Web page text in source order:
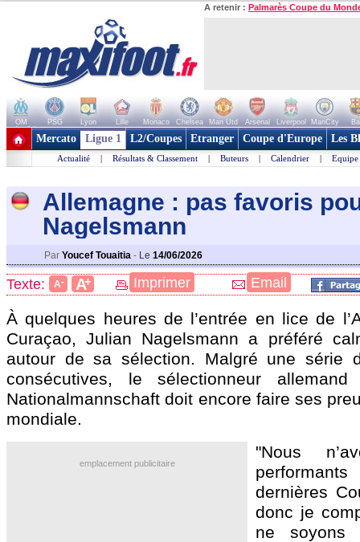
A retenir : Palmarès Coupe du
OM PSG Lyon Lille Monaco Chelsea Man Utd Arsenal Liverpool ManCity
+ de clubs
Mercato Ligue 1 L2/Coupes Etranger Coupe d'Europe Les
Actualité | Résultats & Classement | Buteurs | Calendrier | Equipe
Allemagne : pas favoris
Nagelsmann
Par Youcef Touaitia - Le 14/06/2026
Texte: A- A+ Imprimer Email
À quelques heures de l’entrée en lice de
Curaçao, Julian Nagelsmann a préféré
autour de sa sélection. Malgré une série
consécutives, le sélectionneur
Nationalmannschaft doit encore faire ses
mondiale.
emplacement publicitaire
"Nous
dernières
donc je
ne soyons